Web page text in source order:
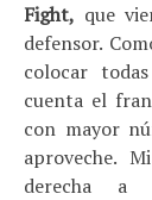
Fight, que
defensor.
colocar
cuenta el
con mayor
aproveche.
derecha a